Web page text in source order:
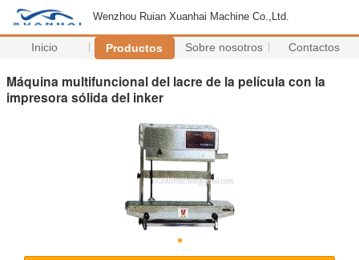
Wenzhou Ruian Xuanhai Machine Co.,Ltd.
Inicio Productos Sobre nosotros Contactos
Máquina multifuncional del lacre de la película con la
impresora sólida del inker